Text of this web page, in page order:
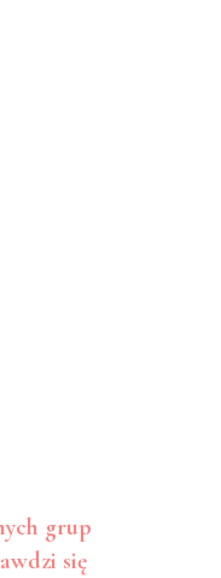
grup
się